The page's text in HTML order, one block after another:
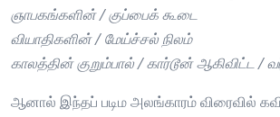
ஞாபகங்களின் / குப்பைக் கூடை
வியாதிகளின் / மேய்ச்சல் நிலம்
காலத்தின் குறும்பால் / கார்டூன் ஆகிவிட்ட /
ஆனால் இந்தப் படிம அலங்காரம் விரைவில்